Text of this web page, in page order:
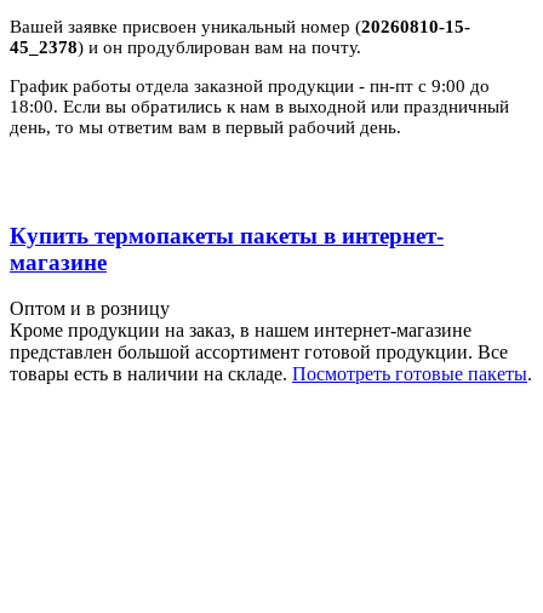
Вашей заявке присвоен уникальный номер (20260810-15-
45_2378) и он продублирован вам на почту.
График работы отдела заказной продукции - пн-пт с 9:00 до
18:00. Если вы обратились к нам в выходной или праздничный
день, то мы ответим вам в первый рабочий день.
Купить термопакеты пакеты в интернет-
магазине
Оптом и в розницу
Кроме продукции на заказ, в нашем интернет-магазине
представлен большой ассортимент готовой продукции. Все
товары есть в наличии на складе. Посмотреть готовые пакеты.